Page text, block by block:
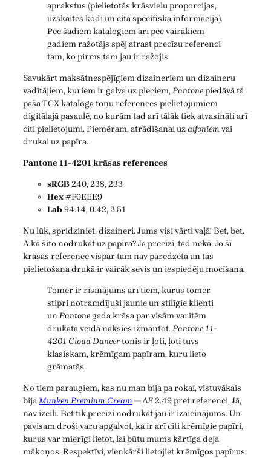
aprakstus (pielietotās krāsvielu proporcijas,
uzskaites kodi un cita specifiska informācija).
Pēc šādiem katalogiem arī pēc vairākiem
gadiem ražotājs spēj atrast precīzu referenci
tam, ko pirms tam jau ir ražojis.
Savukārt maksātnespējīgiem dizaineriem un dizaineru
vadītājiem, kuriem ir galva uz pleciem,Pantonepiedāvā tā
paša TCX kataloga toņu references pielietojumiem
digitālajā pasaulē, no kurām tad arī tālāk tiek atvasināti arī
citi pielietojumi. Piemēram, atrādīšanai uzaifoniemvai
drukai uz papīra.
Pantone 11-4201 krāsas references
sRGB240, 238, 233
Hex#F0EEE9
Lab94.14, 0.42, 2.51
Nu lūk, spridziniet, dizaineri. Jums visi vārti vaļā! Bet, bet.
A kā šito nodrukāt uz papīra? Ja precīzi, tad nekā. Jo šī
krāsas reference vispār tam nav paredzēta un tās
pielietošana drukā ir vairāk sevis un iespiedēju mocīšana.
Tomēr ir risinājums arī tiem, kurus tomēr
stipri notramdījuši jaunie un stilīgie klienti
unPantonegada krāsa par visām varītēm
drukātā veidā nāksies izmantot. Pantone 11-
4201 Cloud Dancertonis ir ļoti, ļoti tuvs
klasiskam, krēmīgam papīram, kuru lieto
grāmatās.
No tiem paraugiem, kas nu man bija pa rokai, vistuvākais
bijaMunken Premium Cream— ΔE2.49 pret referenci. Jā,
nav izcili. Bet tik precīzi nodrukāt jau ir izaicinājums. Un
pavisam droši varu apgalvot, ka ir arī citi krēmīgie papīri,
kurus var mierīgi lietot, lai būtu mums kārtīga deja
mākoņos. Respektīvi, vienkārši lietojiet krēmīgos papīrus